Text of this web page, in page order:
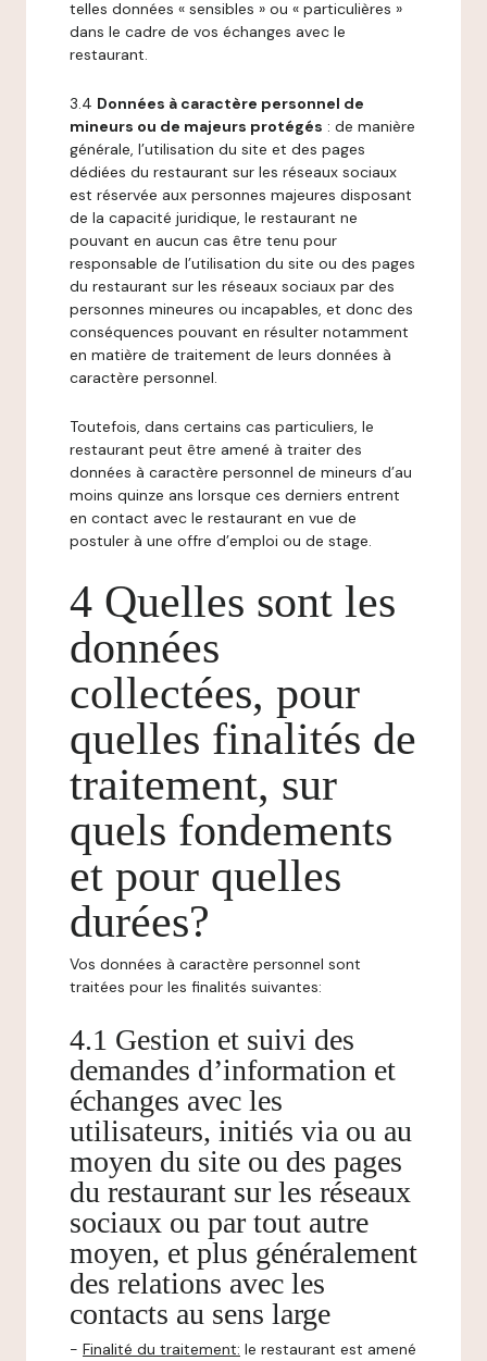
telles données « sensibles » ou « particulières »
dans le cadre de vos échanges avec le
restaurant.
3.4 Données à caractère personnel de
mineurs ou de majeurs protégés : de manière
générale, l’utilisation du site et des pages
dédiées du restaurant sur les réseaux sociaux
est réservée aux personnes majeures disposant
de la capacité juridique, le restaurant ne
pouvant en aucun cas être tenu pour
responsable de l’utilisation du site ou des pages
du restaurant sur les réseaux sociaux par des
personnes mineures ou incapables, et donc des
conséquences pouvant en résulter notamment
en matière de traitement de leurs données à
caractère personnel.
Toutefois, dans certains cas particuliers, le
restaurant peut être amené à traiter des
données à caractère personnel de mineurs d’au
moins quinze ans lorsque ces derniers entrent
en contact avec le restaurant en vue de
postuler à une offre d’emploi ou de stage.
4 Quelles sont les
données
collectées, pour
quelles finalités de
traitement, sur
quels fondements
et pour quelles
durées?
Vos données à caractère personnel sont
traitées pour les finalités suivantes:
4.1 Gestion et suivi des
demandes d’information et
échanges avec les
utilisateurs, initiés via ou au
moyen du site ou des pages
du restaurant sur les réseaux
sociaux ou par tout autre
moyen, et plus généralement
des relations avec les
contacts au sens large
- Finalité du traitement: le restaurant est amené